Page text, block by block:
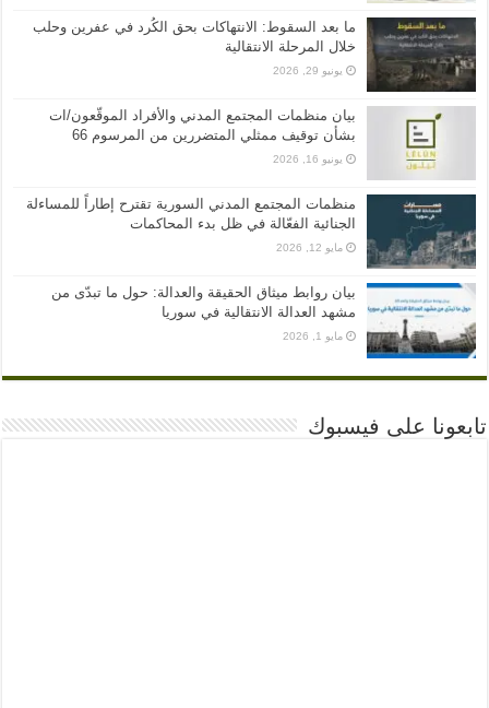
ما بعد السقوط: الانتهاكات بحق الكُرد في عفرين وحلب
خلال المرحلة الانتقالية
يونيو 29, 2026
بيان منظمات المجتمع المدني والأفراد الموقّعون/ات
بشأن توقيف ممثلي المتضررين من المرسوم 66
يونيو 16, 2026
منظمات المجتمع المدني السورية تقترح إطاراً للمساءلة
الجنائية الفعّالة في ظل بدء المحاكمات
مايو 12, 2026
بيان روابط ميثاق الحقيقة والعدالة: حول ما تبدّى من
مشهد العدالة الانتقالية في سوريا
مايو 1, 2026
تابعونا على فيسبوك